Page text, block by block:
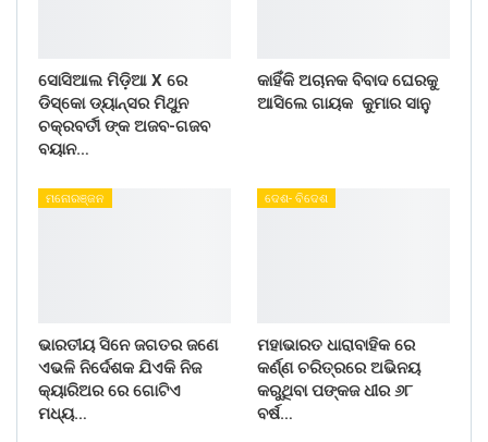
ସୋସିଆଲ ମିଡ଼ିଆ X ରେ
ଡିସ୍କୋ ଡ୍ୟାନ୍ସର ମିଥୁନ
ଚକ୍ରବର୍ତୀ ଙ୍କ ଅଜବ-ଗଜବ
ବୟାନ…
କାହିଁକି ଅଚାନକ ବିବାଦ ଘେରକୁ
ଆସିଲେ ଗାୟକ କୁମାର ସାନୁ
ମନୋରଞ୍ଜନ
ଭାରତୀୟ ସିନେ ଜଗତର ଜଣେ
ଏଭଳି ନିର୍ଦେଶକ ଯିଏକି ନିଜ
କ୍ୟାରିଅର ରେ ଗୋଟିଏ
ମଧ୍ୟ…
ଦେଶ- ବିଦେଶ
ମହାଭାରତ ଧାରାବାହିକ ରେ
କର୍ଣ୍ଣ ଚରିତ୍ରରେ ଅଭିନୟ
କରୁଥିବା ପଙ୍କଜ ଧୀର ୬୮
ବର୍ଷ…